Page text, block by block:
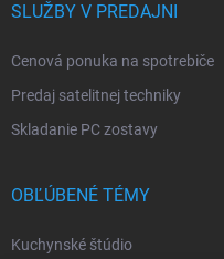
SLUŽBY V PREDAJNI
Cenová ponuka na spotrebiče
Predaj satelitnej techniky
Skladanie PC zostavy
OBĽÚBENÉ TÉMY
Kuchynské štúdio